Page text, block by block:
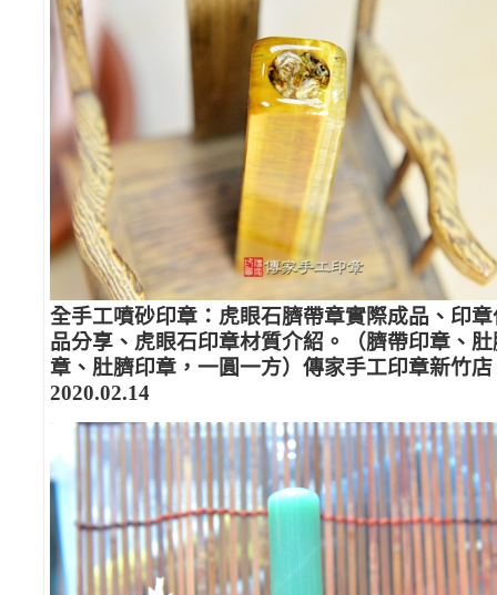
全手工噴砂印章：虎眼石臍帶章實際成品、印章
品分享、虎眼石印章材質介紹。（臍帶印章、肚
章、肚臍印章，一圓一方）傳家手工印章新竹店
2020.02.14